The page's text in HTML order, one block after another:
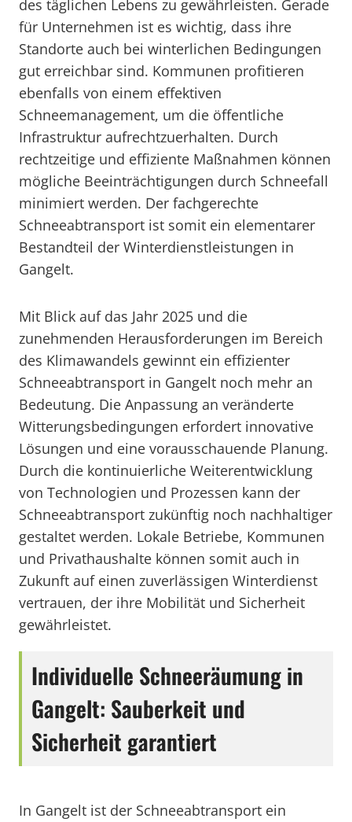
des täglichen Lebens zu gewährleisten. Gerade
für Unternehmen ist es wichtig, dass ihre
Standorte auch bei winterlichen Bedingungen
gut erreichbar sind. Kommunen profitieren
ebenfalls von einem effektiven
Schneemanagement, um die öffentliche
Infrastruktur aufrechtzuerhalten. Durch
rechtzeitige und effiziente Maßnahmen können
mögliche Beeinträchtigungen durch Schneefall
minimiert werden. Der fachgerechte
Schneeabtransport ist somit ein elementarer
Bestandteil der Winterdienstleistungen in
Gangelt.
Mit Blick auf das Jahr 2025 und die
zunehmenden Herausforderungen im Bereich
des Klimawandels gewinnt ein effizienter
Schneeabtransport in Gangelt noch mehr an
Bedeutung. Die Anpassung an veränderte
Witterungsbedingungen erfordert innovative
Lösungen und eine vorausschauende Planung.
Durch die kontinuierliche Weiterentwicklung
von Technologien und Prozessen kann der
Schneeabtransport zukünftig noch nachhaltiger
gestaltet werden. Lokale Betriebe, Kommunen
und Privathaushalte können somit auch in
Zukunft auf einen zuverlässigen Winterdienst
vertrauen, der ihre Mobilität und Sicherheit
gewährleistet.
Individuelle Schneeräumung in
Gangelt: Sauberkeit und
Sicherheit garantiert
In Gangelt ist der Schneeabtransport ein